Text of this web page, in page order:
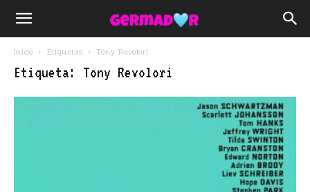
Inicio Etiquetas Tony Revolori
Etiqueta: Tony Revolori